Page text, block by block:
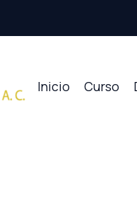
Inicio Curso